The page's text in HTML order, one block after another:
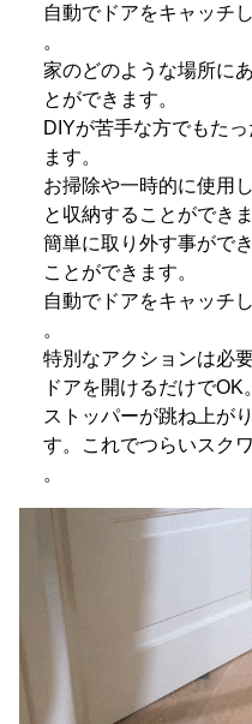
自動でドアをキャッチ
。
家のどのような場所に
とができます。
DIYが苦手な方でもた
ます。
お掃除や一時的に使用
と収納することができま
簡単に取り外す事がで
ことができます。
自動でドアをキャッチ
。
特別なアクションは必
ドアを開けるだけで
ストッパーが跳ね上が
す。これでつらいスク
。